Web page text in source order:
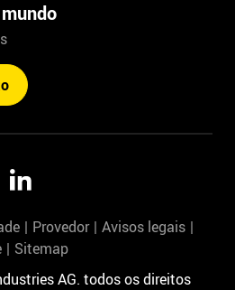
Provedor
Avisos legais
Sitemap
AG. todos os direitos